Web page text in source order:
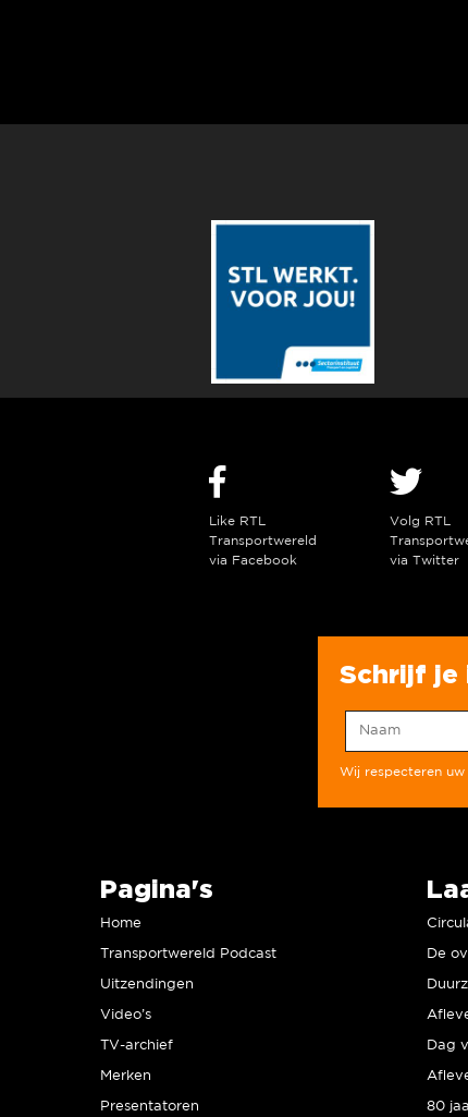
Like RTL
Transportwereld
via Facebook
Volg RTL
via Twitter
Schrijf je
Wij respecteren uw
Pagina's
Home
Transportwereld Podcast
Uitzendingen
Video’s
TV-archief
Merken
Presentatoren
De
Dag